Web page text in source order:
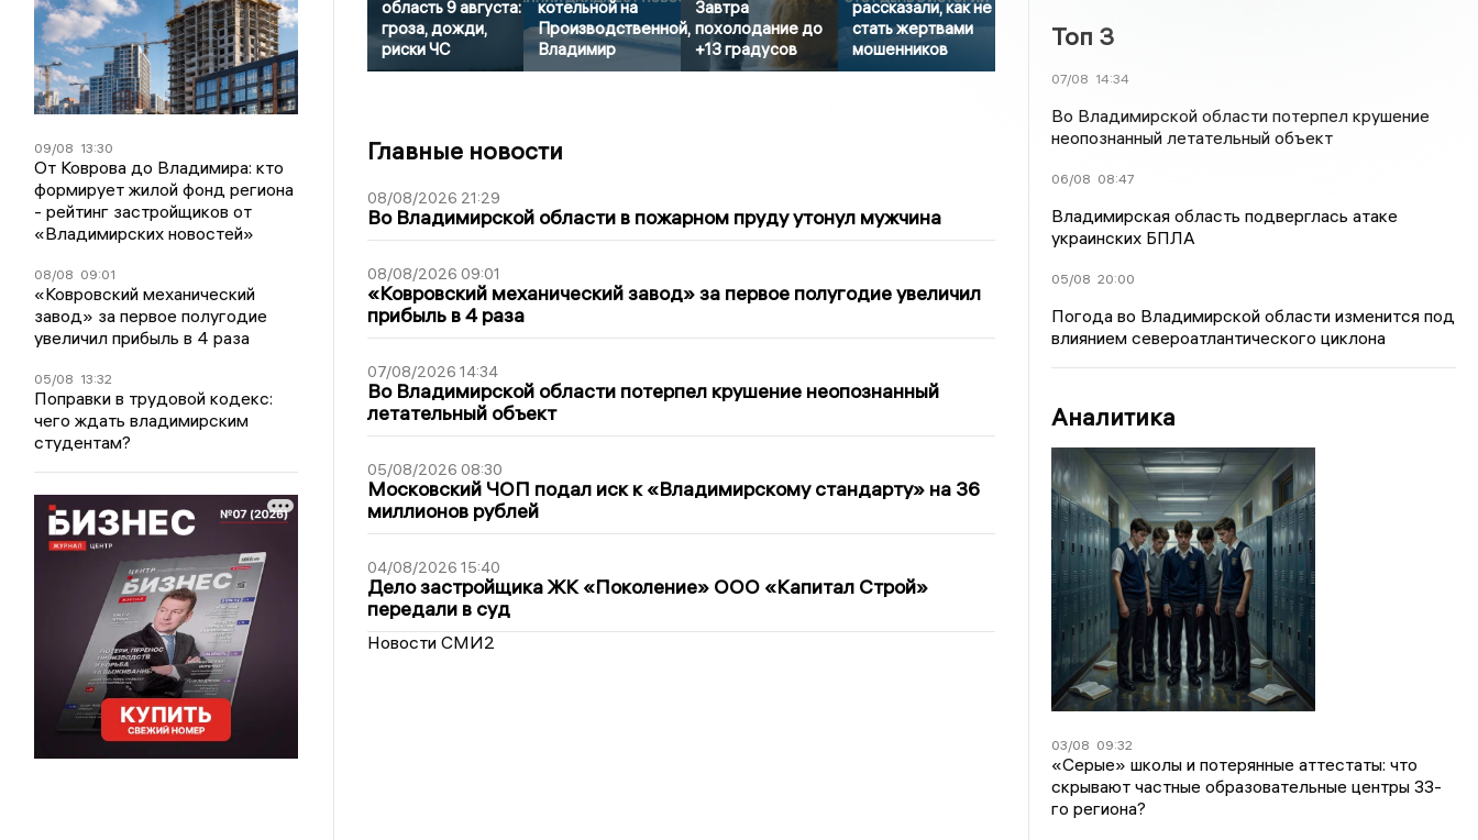
09/08 13:30
От Коврова до Владимира: кто
формирует жилой фонд региона
- рейтинг застройщиков от
«Владимирских новостей»
08/08 09:01
«Ковровский механический
завод» за первое полугодие
увеличил прибыль в 4 раза
05/08 13:32
Поправки в трудовой кодекс:
чего ждать владимирским
студентам?
область 9 августа:
гроза, дожди,
риски ЧС
котельной на
Производственной,
Владимир
Завтра
похолодание до
+13 градусов
рассказали, как не
стать жертвами
мошенников
Главные новости
08/08/2026 21:29
Во Владимирской области в пожарном пруду утонул мужчина
08/08/2026 09:01
«Ковровский механический завод» за первое полугодие увеличил
прибыль в 4 раза
07/08/2026 14:34
Во Владимирской области потерпел крушение неопознанный
летательный объект
05/08/2026 08:30
Московский ЧОП подал иск к «Владимирскому стандарту» на 36
миллионов рублей
04/08/2026 15:40
Дело застройщика ЖК «Поколение» ООО «Капитал Строй»
передали в суд
Новости СМИ2
Топ 3
07/08 14:34
Во Владимирской области потерпел крушение
неопознанный летательный объект
06/08 08:47
Владимирская область подверглась атаке
украинских БПЛА
05/08 20:00
Погода во Владимирской области изменится под
влиянием североатлантического циклона
Аналитика
03/08 09:32
«Серые» школы и потерянные аттестаты: что
скрывают частные образовательные центры 33-
го региона?